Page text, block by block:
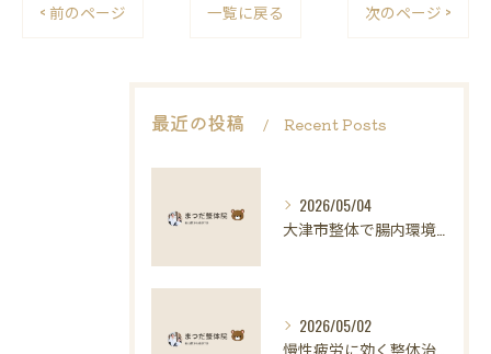
< 前のページ 一覧に戻る 次のページ >
最近の投稿 Recent Posts
2026/05/04
2026/05/02